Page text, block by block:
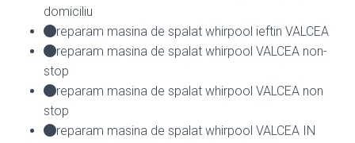
domiciliu
reparam masina de spalat whirpool ieftin VALCEA
reparam masina de spalat whirpool VALCEA non-
stop
reparam masina de spalat whirpool VALCEA non
stop
reparam masina de spalat whirpool VALCEA IN